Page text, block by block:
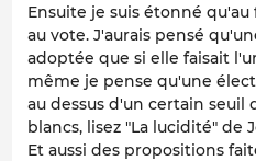
Ensuite je suis étonné
au vote. J'aurais pensé
adoptée que si elle faisait
même je pense qu'une
au dessus d'un certain
blancs, lisez "La lucidité" de
Et aussi des propositions